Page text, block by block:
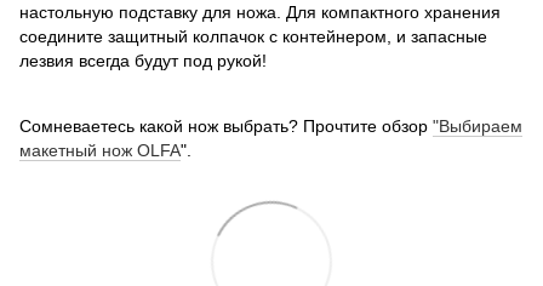
настольную подставку для ножа. Для компактного хранения
соедините защитный колпачок с контейнером, и запасные
лезвия всегда будут под рукой!
Сомневаетесь какой нож выбрать? Прочтите обзор "Выбираем
макетный нож OLFA".